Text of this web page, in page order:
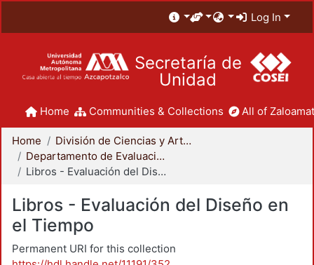
Log In
Secretaría de
Unidad
Home Communities & Collections All of
Home
División de Ciencias y Artes para el Diseño
Departamento de Evaluación del Diseño en el Tiempo
Libros - Evaluación del Diseño en el Tiempo
Libros - Evaluación del Diseño en
el Tiempo
Permanent URI for this collection